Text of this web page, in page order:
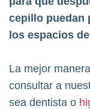
cepillo puedan
los espacios
La mejor
consultar a
sea dentista o